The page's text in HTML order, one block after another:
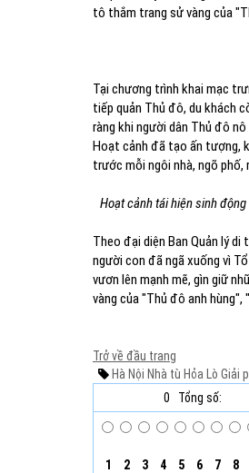
tô thắm trang sử vàng của
Tại chương trình khai mạc
tiếp quản Thủ đô, du khách
ràng khi người dân Thủ đô
Hoạt cảnh đã tạo ấn tượng,
trước mỗi ngôi nhà, ngõ
Hoạt cảnh tái hiện sinh
Theo đại diện Ban Quản lý
người con đã ngã xuống vì
vươn lên mạnh mẽ, gìn giữ
vàng của "Thủ đô anh hùng",
Trở về đầu trang
Hà Nội Nhà tù Hỏa Lò Giải
0
Tổng số:
1 2 3 4 5 6 7 8